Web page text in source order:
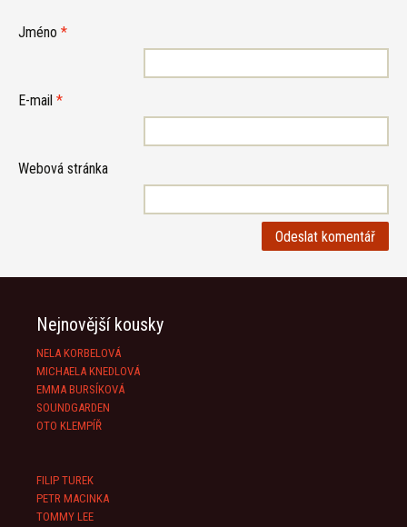
Jméno *
E-mail *
Webová stránka
Nejnovější kousky
NELA KORBELOVÁ
MICHAELA KNEDLOVÁ
EMMA BURSÍKOVÁ
SOUNDGARDEN
OTO KLEMPÍŘ
FILIP TUREK
PETR MACINKA
TOMMY LEE